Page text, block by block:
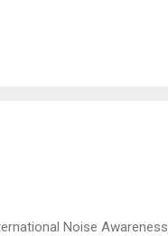
Weidenpesch, Niehl und
Noise